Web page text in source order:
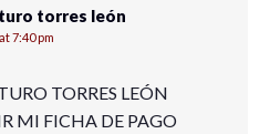
torres león
7:40 pm
TORRES LEÓN
MI FICHA DE PAGO